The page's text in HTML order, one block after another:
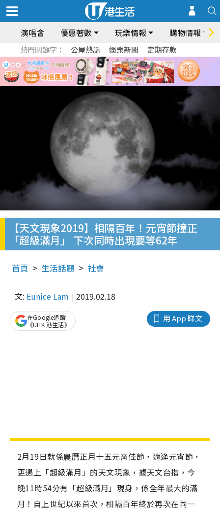
演唱會 優惠著數 玩樂情報 購物情報
熱門關鍵字： 公屋熱話 娛樂新聞 定期存款
【天文現象2019】相隔百年！元宵節撞正
「超級滿月」 下次同時出現要等62年
首頁 生活話題 社會
文: Eunice Lam 2019.02.18
用 App 睇文
在Google追蹤
《UHK 港生活》
2月19日就係農曆正月十五元宵佳節，適逄元宵節，
更遇上「超級滿月」的天文現象，據天文台指，今
晚11時54分有「超級滿月」現身，係全年最大的滿
月！自上世紀以來首次，相隔百年終於再次在同一